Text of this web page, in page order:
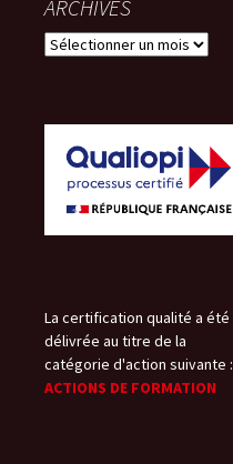
ARCHIVES
ARCHIVES
La certification qualité a été
délivrée au titre de la
catégorie d'action suivante :
ACTIONS DE FORMATION